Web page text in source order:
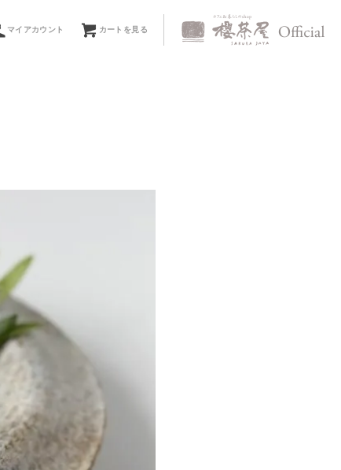
マイアカウント カートを見る